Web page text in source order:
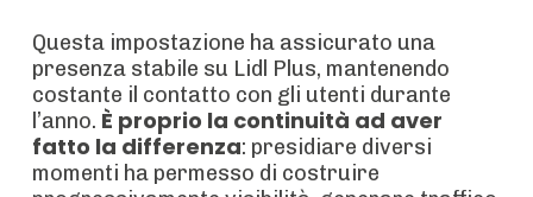
Questa impostazione ha assicurato una
presenza stabile su Lidl Plus, mantenendo
costante il contatto con gli utenti durante
l’anno. È proprio la continuità ad aver
fatto la differenza: presidiare diversi
momenti ha permesso di costruire